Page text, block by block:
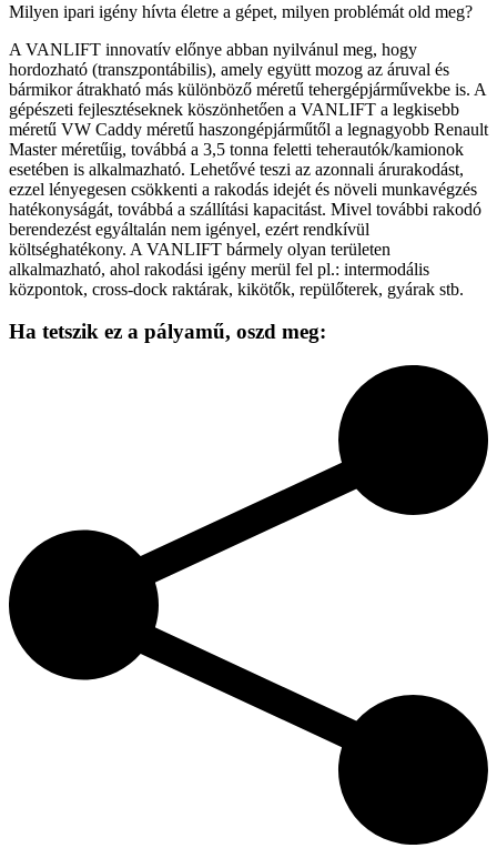
Milyen ipari igény hívta életre a gépet, milyen problémát old meg?
A VANLIFT innovatív előnye abban nyilvánul meg, hogy
hordozható (transzpontábilis), amely együtt mozog az áruval és
bármikor átrakható más különböző méretű tehergépjárművekbe is. A
gépészeti fejlesztéseknek köszönhetően a VANLIFT a legkisebb
méretű VW Caddy méretű haszongépjárműtől a legnagyobb Renault
Master méretűig, továbbá a 3,5 tonna feletti teherautók/kamionok
esetében is alkalmazható. Lehetővé teszi az azonnali árurakodást,
ezzel lényegesen csökkenti a rakodás idejét és növeli munkavégzés
hatékonyságát, továbbá a szállítási kapacitást. Mivel további rakodó
berendezést egyáltalán nem igényel, ezért rendkívül
költséghatékony. A VANLIFT bármely olyan területen
alkalmazható, ahol rakodási igény merül fel pl.: intermodális
központok, cross-dock raktárak, kikötők, repülőterek, gyárak stb.
Ha tetszik ez a pályamű, oszd meg: